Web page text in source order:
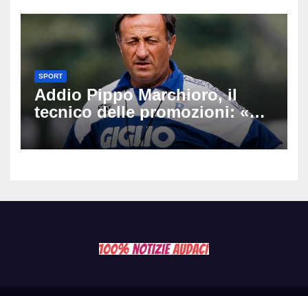
SPORT
Addio Pippo Marchioro, il
tecnico delle promozioni: «Ha
scritto pagine indimenticabili
del nostro calcio»